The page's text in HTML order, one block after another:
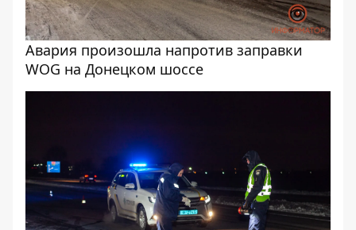
Авария произошла напротив заправки
WOG на Донецком шоссе